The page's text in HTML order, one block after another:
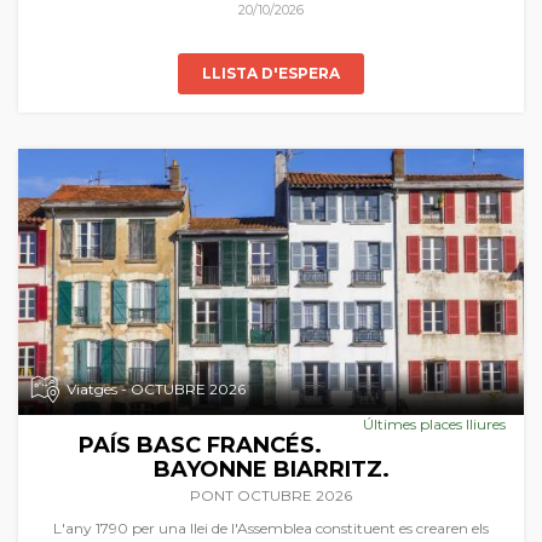
Acompanya'ns a gaudir dels paisatges autumnals d'aquest racó del
20/10/2026
LLISTA D'ESPERA
Viatges - OCTUBRE 2026
Últimes places lliures
PAÍS BASC FRANCÉS.
BAYONNE BIARRITZ.
PONT OCTUBRE 2026
L'any 1790 per una llei de l'Assemblea constituent es crearen els